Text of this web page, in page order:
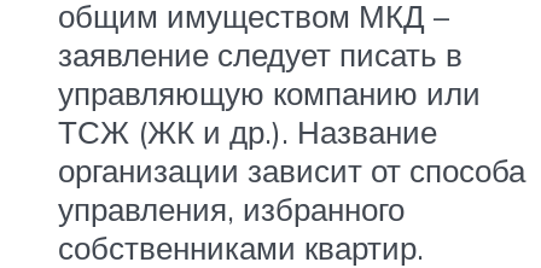
общим имуществом МКД –
заявление следует писать в
управляющую компанию или
ТСЖ (ЖК и др.). Название
организации зависит от способа
управления, избранного
собственниками квартир.